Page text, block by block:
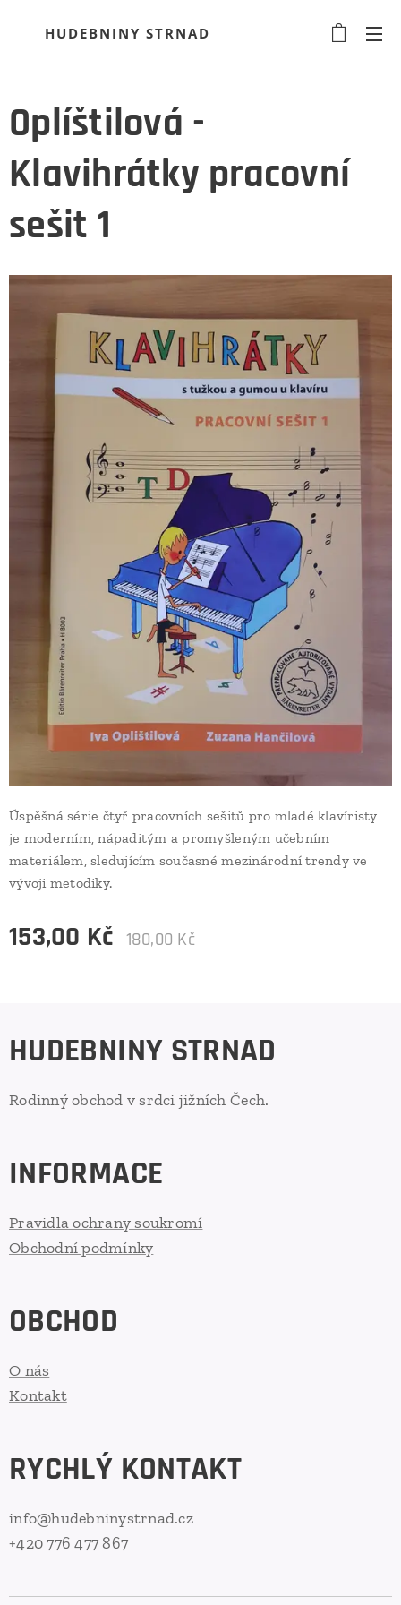
HUDEBNINY STRNAD
Oplíštilová -
Klavihrátky pracovní
sešit 1
Úspěšná série čtyř pracovních sešitů pro mladé klavíristy
je moderním, nápaditým a promyšleným učebním
materiálem, sledujícím současné mezinárodní trendy ve
vývoji metodiky.
153,00 Kč 180,00Kč
HUDEBNINY STRNAD
Rodinný obchod v srdci jižních Čech.
INFORMACE
Pravidla ochrany soukromí
Obchodní podmínky
OBCHOD
O nás
Kontakt
RYCHLÝ KONTAKT
info@hudebninystrnad.cz
+420 776 477 867